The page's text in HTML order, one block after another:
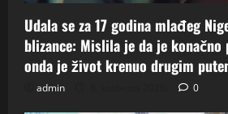
Udala se za 17 godina mlađeg
blizance: Mislila je da je konačno
onda je život krenuo drugim
admin 0